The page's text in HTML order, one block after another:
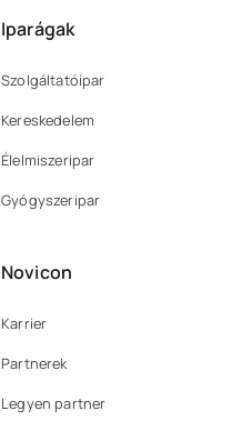
Iparágak
Szolgáltatóipar
Kereskedelem
Élelmiszeripar
Gyógyszeripar
Novicon
Karrier
Partnerek
Legyen partner